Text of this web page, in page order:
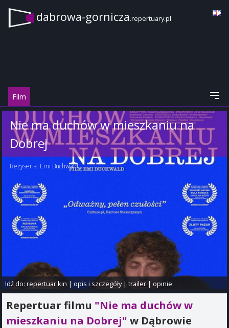
dabrowa-gornicza.repertuary.pl
Film
Nie ma duchów w mieszkaniu na
Dobrej
Reżyseria: Emi Buchwald
Idź do:repertuar kin |opis i szczegóły|trailer |opinie
Repertuar filmu "Nie ma duchów w
mieszkaniu na Dobrej" w Dąbrowie